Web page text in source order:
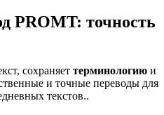
PROMT: точность
сохраняет терминологию и
и точные переводы для
текстов..